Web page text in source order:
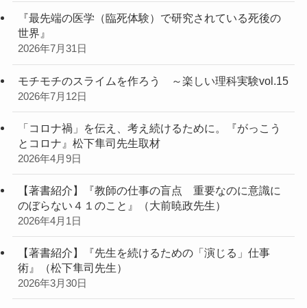
『最先端の医学（臨死体験）で研究されている死後の
世界』
2026年7月31日
モチモチのスライムを作ろう ～楽しい理科実験vol.15
2026年7月12日
「コロナ禍」を伝え、考え続けるために。『がっこう
とコロナ』松下隼司先生取材
2026年4月9日
【著書紹介】『教師の仕事の盲点 重要なのに意識に
のぼらない４１のこと』（大前暁政先生）
2026年4月1日
【著書紹介】『先生を続けるための「演じる」仕事
術』（松下隼司先生）
2026年3月30日